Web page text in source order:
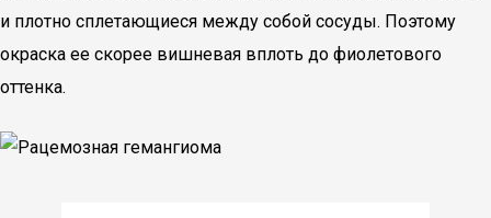
и плотно сплетающиеся между собой сосуды. Поэтому
окраска ее скорее вишневая вплоть до фиолетового
оттенка.